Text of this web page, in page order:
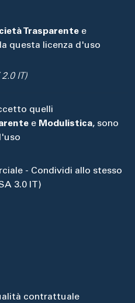
Trasparente e
questa licenza d'uso
IT)
quelli
e Modulistica, sono
- Condividi allo stesso
3.0 IT)
contrattuale